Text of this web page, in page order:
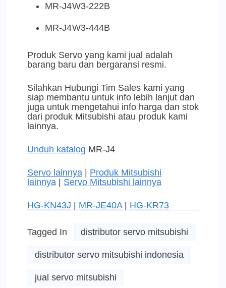
MR-J4W3-222B
MR-J4W3-444B
Produk Servo yang kami jual adalah
barang baru dan bergaransi resmi.
Silahkan Hubungi Tim Sales kami yang
siap membantu untuk info lebih lanjut dan
juga untuk mengetahui info harga dan stok
dari produk Mitsubishi atau produk kami
lainnya.
Unduh katalog MR-J4
Servo lainnya | Produk Mitsubishi
lainnya | Servo Mitsubishi lainnya
HG-KN43J | MR-JE40A| HG-KR73
Tagged In distributor servo mitsubishi
distributor servo mitsubishi indonesia
jual servo mitsubishi